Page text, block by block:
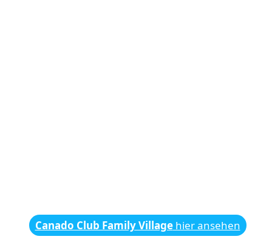
Canado Club Family Villagehier ansehen